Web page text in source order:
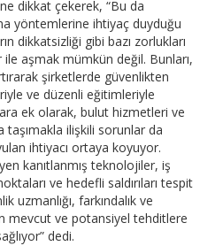
dikkat çekerek, “Bu da
yöntemlerine ihtiyaç duyduğu
dikkatsizliği gibi bazı zorlukları
aşmak mümkün değil. Bunları,
şirketlerde güvenlikten
ve düzenli eğitimleriyle
ek olarak, bulut hizmetleri ve
taşımakla ilişkili sorunlar da
ihtiyacı ortaya koyuyor.
kanıtlanmış teknolojiler, iş
ve hedefli saldırıları tespit
uzmanlığı, farkındalık ve
mevcut ve potansiyel tehditlere
dedi.